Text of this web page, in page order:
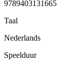
9789403131665
Taal
Nederlands
Speelduur